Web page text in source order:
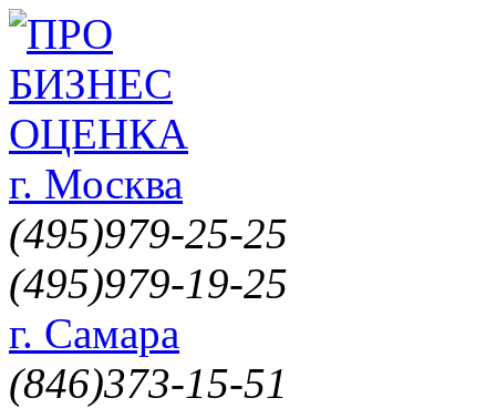
г. Москва
(495)979-25-25
(495)979-19-25
г. Самара
(846)373-15-51